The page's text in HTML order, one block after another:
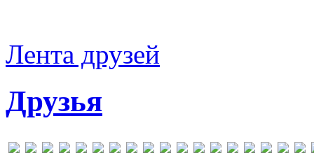
Лента друзей
Друзья